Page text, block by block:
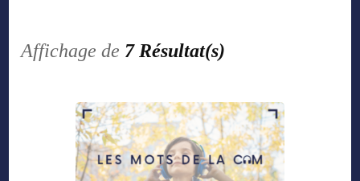
Affichage de 7 Résultat(s)